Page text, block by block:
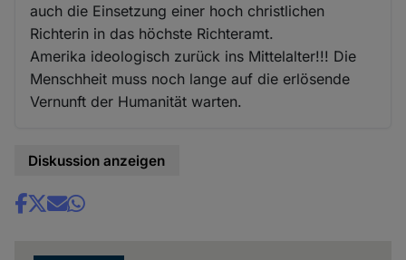
auch die Einsetzung einer hoch christlichen
Richterin in das höchste Richteramt.
Amerika ideologisch zurück ins Mittelalter!!! Die
Menschheit muss noch lange auf die erlösende
Vernunft der Humanität warten.
Diskussion anzeigen
Share